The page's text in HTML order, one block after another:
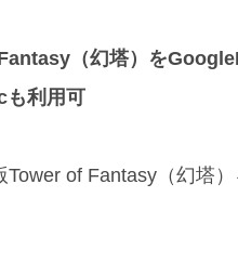
（幻塔）を
利用可
Tower of Fantasy（幻塔